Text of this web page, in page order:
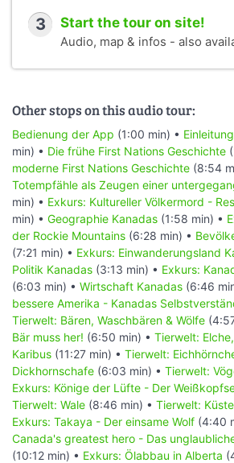
3 Start the tour on site!
Audio, map & infos - also
Other stops on this audio tour:
Bedienung der App (1:00 min) •
min) • Die frühe First Nations Geschichte
moderne First Nations Geschichte (8:54
Totempfähle als Zeugen einer
min) • Exkurs: Kultureller Völkermord -
min) • Geographie Kanadas (1:58 min) •
der Rockie Mountains (6:28 min) •
(7:21 min) • Exkurs: Einwanderungsland
Politik Kanadas (3:13 min) • Exkurs:
(6:03 min) • Wirtschaft Kanadas (6:46
bessere Amerika - Kanadas
Tierwelt: Bären, Waschbären & Wölfe
Bär muss her! (6:50 min) • Tierwelt:
Karibus (11:27 min) • Tierwelt:
Dickhornschafe (6:03 min) • Tierwelt:
Exkurs: Könige der Lüfte - Der
Tierwelt: Wale (8:46 min) • Tierwelt:
Exkurs: Takaya - Der einsame Wolf (4:40
Canada's greatest hero - Das
(10:12 min) • Exkurs: Ölabbau in Alberta